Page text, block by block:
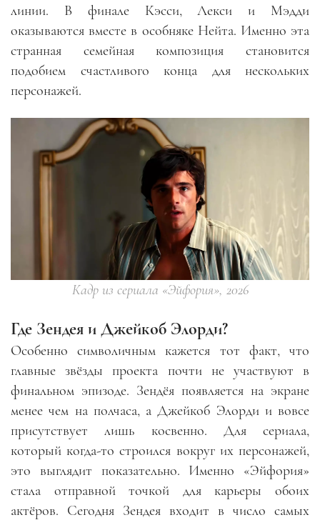
линии. В финале Кэсси, Лекси и Мэдди
оказываются вместе в особняке Нейта. Именно эта
странная семейная композиция становится
подобием счастливого конца для нескольких
персонажей.
Кадр из сериала «Эйфория», 2026
Где Зендея и Джейкоб Элорди?
Особенно символичным кажется тот факт, что
главные звёзды проекта почти не участвуют в
финальном эпизоде. Зендёя появляется на экране
менее чем на полчаса, а Джейкоб Элорди и вовсе
присутствует лишь косвенно. Для сериала,
который когда-то строился вокруг их персонажей,
это выглядит показательно. Именно «Эйфория»
стала отправной точкой для карьеры обоих
актёров. Сегодня Зендея входит в число самых